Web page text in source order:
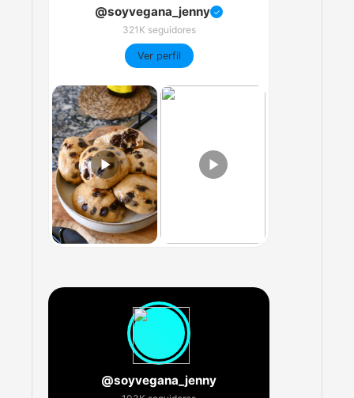
@soyvegana_jenny ✓
321K seguidores
Ver perfil
@soyvegana_jenny